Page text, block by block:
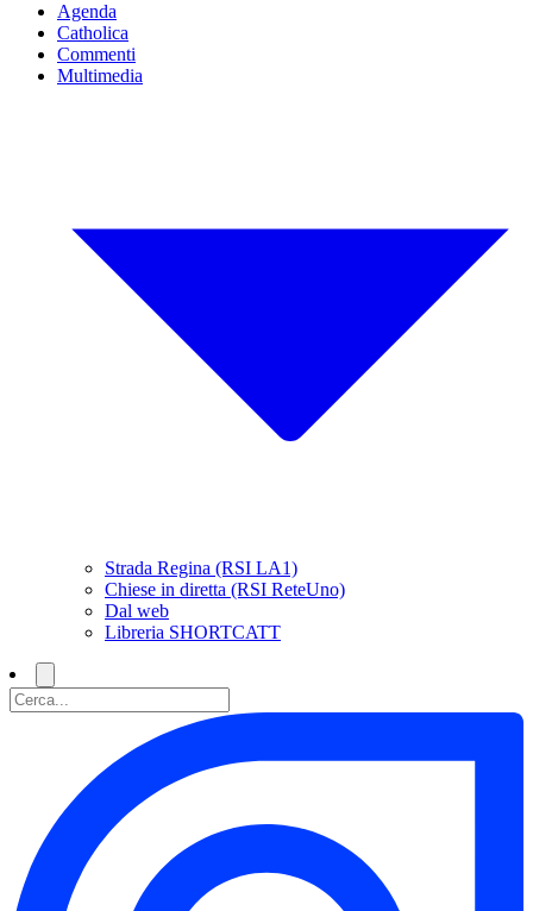
Agenda
Catholica
Commenti
Multimedia
Strada Regina (RSI LA1)
Chiese in diretta (RSI ReteUno)
Dal web
Libreria SHORTCATT